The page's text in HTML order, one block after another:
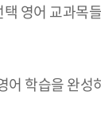
영어 교과
학습을 완